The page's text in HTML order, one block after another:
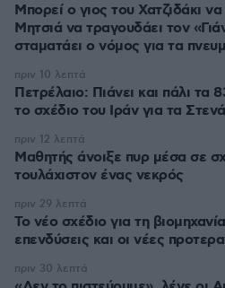
Μπορεί ο γιος του Χατζιδάκι
Μητσιά να τραγουδάει τον
σταματάει ο νόμος για τα
Πετρέλαιο: Πιάνει και πάλι τα
το σχέδιο του Ιράν για τα
πριν 10 λεπτά
Μαθητής άνοιξε πυρ μέσα σε
τουλάχιστον ένας νεκρός
πριν 12 λεπτά
Το νέο σχέδιο για τη
επενδύσεις και οι νέες
πριν 29 λεπτά
πριν 30 λεπτά